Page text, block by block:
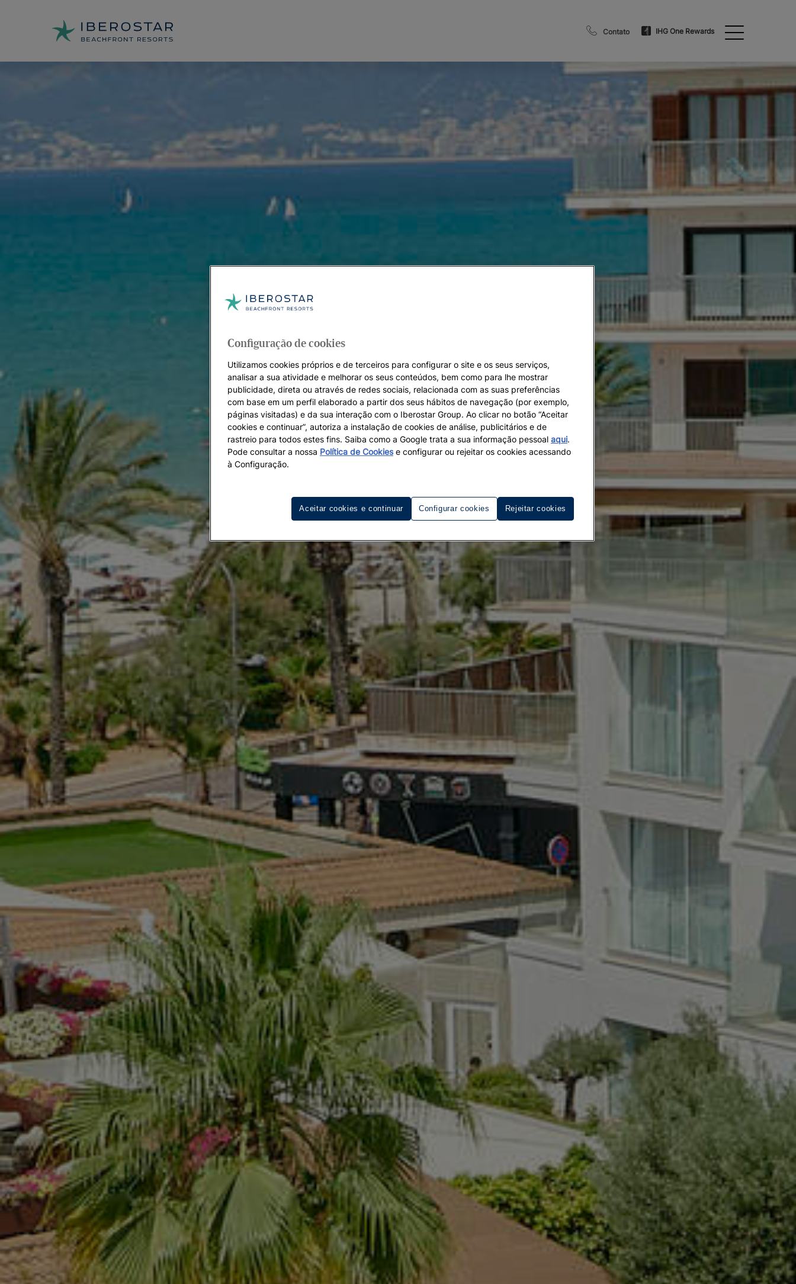
Contato IHG One Rewards
Configuração de cookies
Utilizamos cookies próprios e de terceiros para configurar o site e os seus serviços,
analisar a sua atividade e melhorar os seus conteúdos, bem como para lhe mostrar
publicidade, direta ou através de redes sociais, relacionada com as suas preferências
com base em um perfil elaborado a partir dos seus hábitos de navegação (por exemplo,
páginas visitadas) e da sua interação com o Iberostar Group. Ao clicar no botão “Aceitar
cookies e continuar”, autoriza a instalação de cookies de análise, publicitários e de
rastreio para todos estes fins. Saiba como a Google trata a sua informação pessoal aqui.
Pode consultar a nossa Política de Cookiese configurar ou rejeitar os cookies acessando
à Configuração.
Configurar cookies Rejeitar cookies
Aceitar cookies e continuar